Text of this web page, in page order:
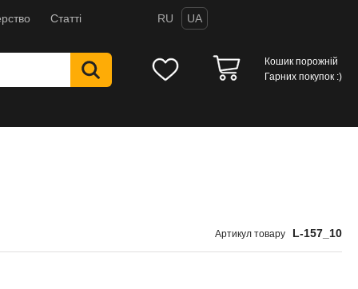
Статті RU UA
Кошик порожній
Гарних покупок :)
Артикул товару L-157_10